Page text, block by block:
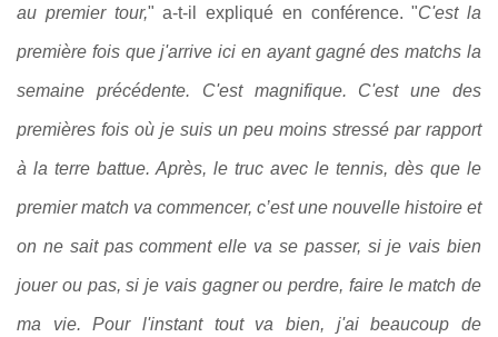
au premier tour," a-t-il expliqué en conférence. "C'est la
première fois que j'arrive ici en ayant gagné des matchs la
semaine précédente. C'est magnifique. C'est une des
premières fois où je suis un peu moins stressé par rapport
à la terre battue. Après, le truc avec le tennis, dès que le
premier match va commencer, c’est une nouvelle histoire et
on ne sait pas comment elle va se passer, si je vais bien
jouer ou pas, si je vais gagner ou perdre, faire le match de
ma vie. Pour l'instant tout va bien, j'ai beaucoup de